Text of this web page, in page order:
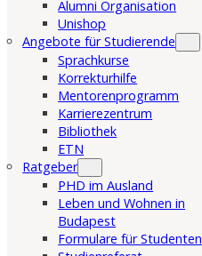
Alumni Organisation
Unishop
Angebote für Studierende
Sprachkurse
Korrekturhilfe
Mentorenprogramm
Karrierezentrum
Bibliothek
ETN
Ratgeber
PHD im Ausland
Leben und Wohnen in
Budapest
Formulare für Studenten